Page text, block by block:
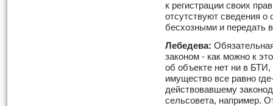
к регистрации своих
отсутствуют сведения о
бесхозными и передать
Лебедева:
законом - как можно к
об объекте нет ни в
имущество все равно
действовавшему
сельсовета, например.